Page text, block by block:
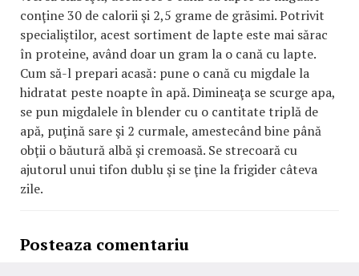
conţine 30 de calorii şi 2,5 grame de grăsimi. Potrivit
specialiştilor, acest sortiment de lapte este mai sărac
în proteine, având doar un gram la o cană cu lapte.
Cum să-l prepari acasă: pune o cană cu migdale la
hidratat peste noapte în apă. Dimineaţa se scurge apa,
se pun migdalele în blender cu o cantitate triplă de
apă, puţină sare şi 2 curmale, amestecând bine până
obţii o băutură albă şi cremoasă. Se strecoară cu
ajutorul unui tifon dublu şi se ţine la frigider câteva
zile.
Posteaza comentariu